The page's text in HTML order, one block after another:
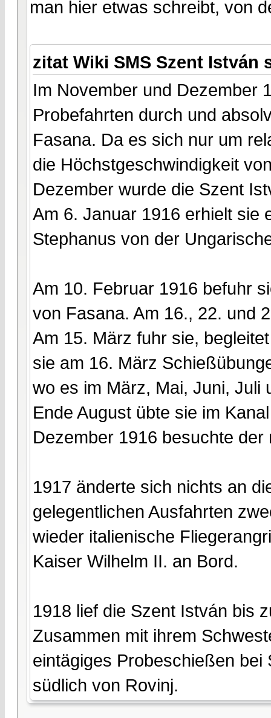
man hier etwas schreibt, von
zitat Wiki SMS Szent István
Im November und Dezember
Probefahrten durch und
Fasana. Da es sich nur um
die Höchstgeschwindigkeit
Dezember wurde die Szent
Am 6. Januar 1916 erhielt sie
Stephanus von der
Am 10. Februar 1916 befuhr
von Fasana. Am 16., 22. und
Am 15. März fuhr sie,
sie am 16. März
wo es im März, Mai, Juni, Juli
Ende August übte sie im
Dezember 1916 besuchte
1917 änderte sich nichts an
gelegentlichen Ausfahrten
wieder italienische
Kaiser Wilhelm II. an Bord.
1918 lief die Szent István bis
Zusammen mit ihrem
eintägiges Probeschießen bei
südlich von Rovinj.